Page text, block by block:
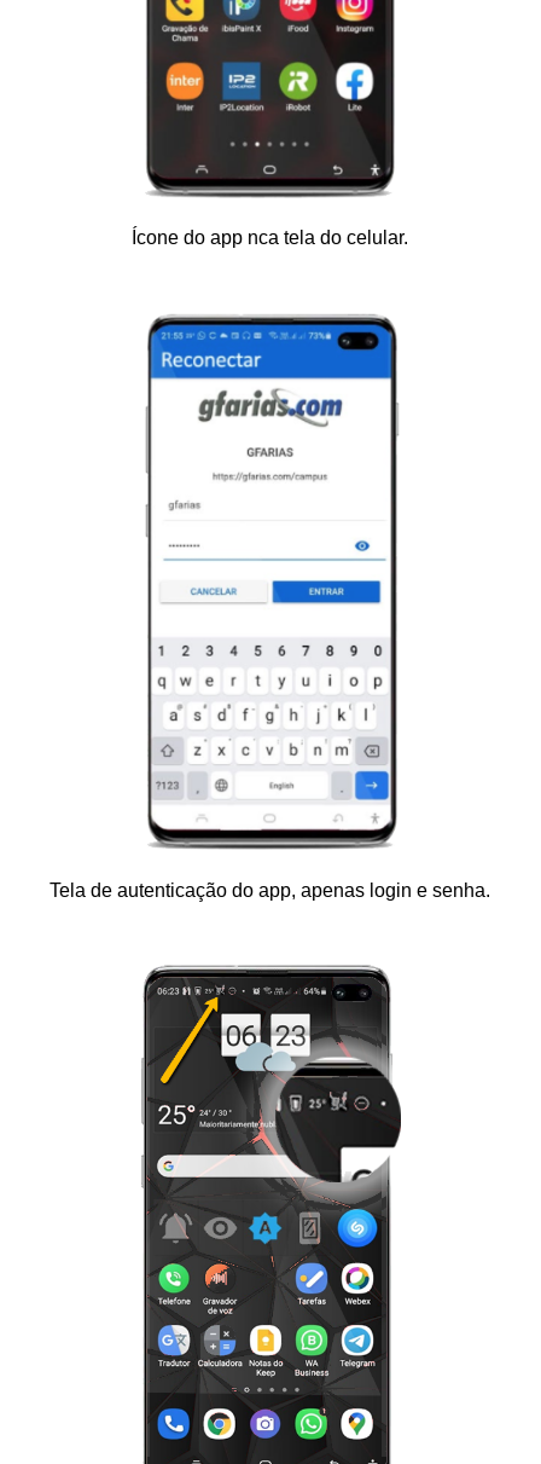
Ícone do app nca tela do celular.
Tela de autenticação do app, apenas login e senha.